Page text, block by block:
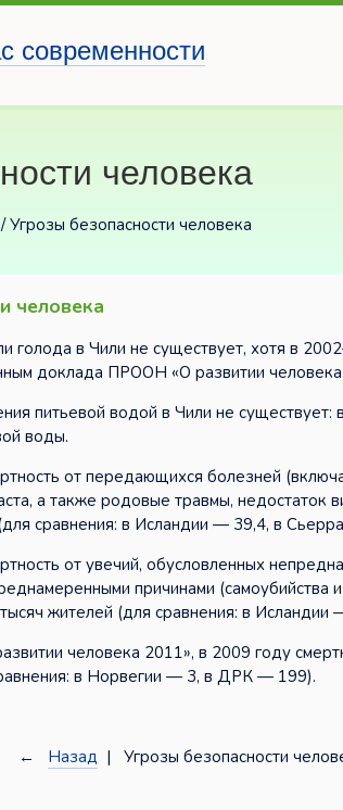
современности
человека
/ Угрозы безопасности человека
человека
в Чили не существует, хотя в
доклада ПРООН «О развитии
питьевой водой в Чили не существует:
воды.
от передающихся болезней
а также родовые травмы, недостаток
сравнения: в Исландии — 39,4, в
от увечий, обусловленных
причинами (самоубийства
жителей (для сравнения: в
человека 2011», в 2009 году
в Норвегии — 3, в ДРК — 199).
← Назад | Угрозы безопасности